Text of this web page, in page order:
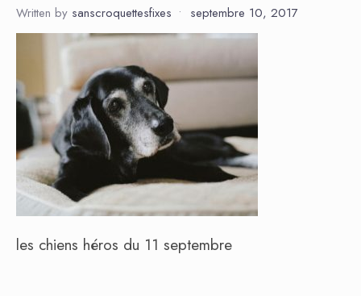
Written by sanscroquettesfixes • septembre 10, 2017
les chiens héros du 11 septembre